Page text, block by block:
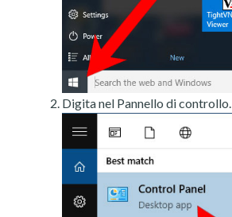
Digita nel Pannello di controllo.